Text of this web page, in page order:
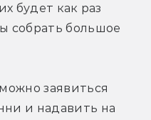
будет как раз
собрать большое
заявиться
и надавить на